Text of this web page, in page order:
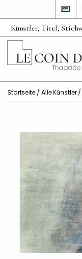
Startseite / Alle Künstler /